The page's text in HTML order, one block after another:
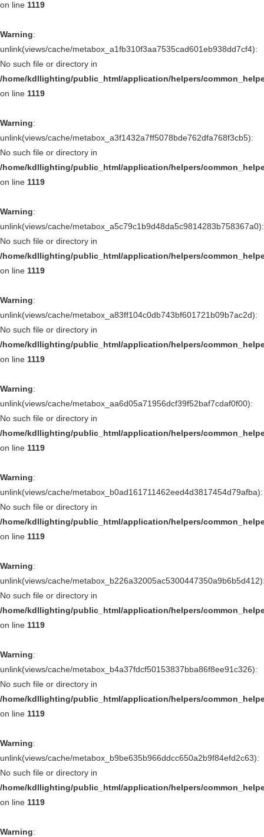
on line 1119
Warning:
unlink(views/cache/metabox_a1fb310f3aa7535cad601eb938dd7cf4):
No such file or directory in
/home/kdllighting/public_html/application/helpers/
on line 1119
Warning:
unlink(views/cache/metabox_a3f1432a7ff5078bde762dfa768f3cb5):
No such file or directory in
/home/kdllighting/public_html/application/helpers/
on line 1119
Warning:
unlink(views/cache/metabox_a5c79c1b9d48da5c9814283b758367a0):
No such file or directory in
/home/kdllighting/public_html/application/helpers/
on line 1119
Warning:
unlink(views/cache/metabox_a83ff104c0db743bf601721b09b7ac2d):
No such file or directory in
/home/kdllighting/public_html/application/helpers/
on line 1119
Warning:
unlink(views/cache/metabox_aa6d05a71956dcf39f52baf7cdaf0f00):
No such file or directory in
/home/kdllighting/public_html/application/helpers/
on line 1119
Warning:
unlink(views/cache/metabox_b0ad161711462eed4d3817454d79afba):
No such file or directory in
/home/kdllighting/public_html/application/helpers/
on line 1119
Warning:
unlink(views/cache/
No such file or directory in
/home/kdllighting/public_html/application/helpers/
on line 1119
Warning:
unlink(views/cache/metabox_b4a37fdcf50153837bba86f8ee91c326):
No such file or directory in
/home/kdllighting/public_html/application/helpers/
on line 1119
Warning:
unlink(views/cache/metabox_b9be635b966ddcc650a2b9f84efd2c63):
No such file or directory in
/home/kdllighting/public_html/application/helpers/
on line 1119
Warning: